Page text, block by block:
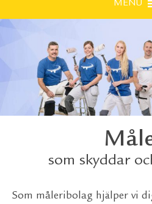
MENU
som skyddar
Som måleribolag hjälper vi